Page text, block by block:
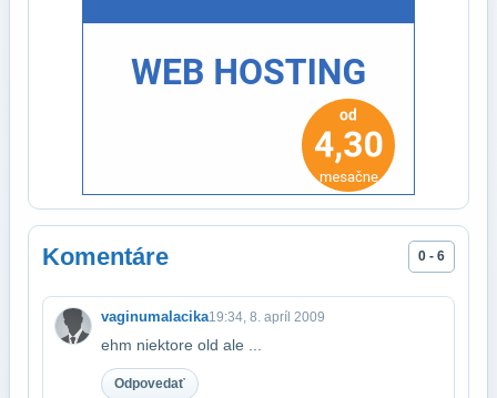
Komentáre 0 - 6
vaginumalacika19:34, 8. apríl 2009
ehm niektore old ale ...
Odpovedať